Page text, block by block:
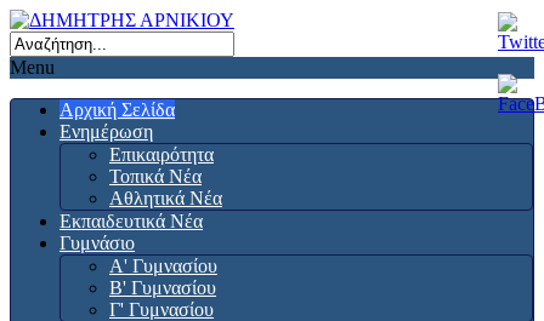
Menu
Αρχική Σελίδα
Ενημέρωση
Επικαιρότητα
Τοπικά Νέα
Αθλητικά Νέα
Εκπαιδευτικά Νέα
Γυμνάσιο
Α' Γυμνασίου
Β' Γυμνασίου
Γ' Γυμνασίου